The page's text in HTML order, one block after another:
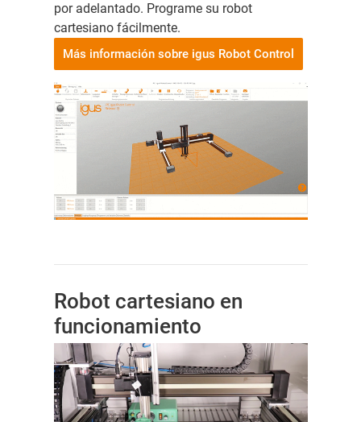
por adelantado. Programe su robot
cartesiano fácilmente.
Más información sobre igus Robot Control
Robot cartesiano en
funcionamiento